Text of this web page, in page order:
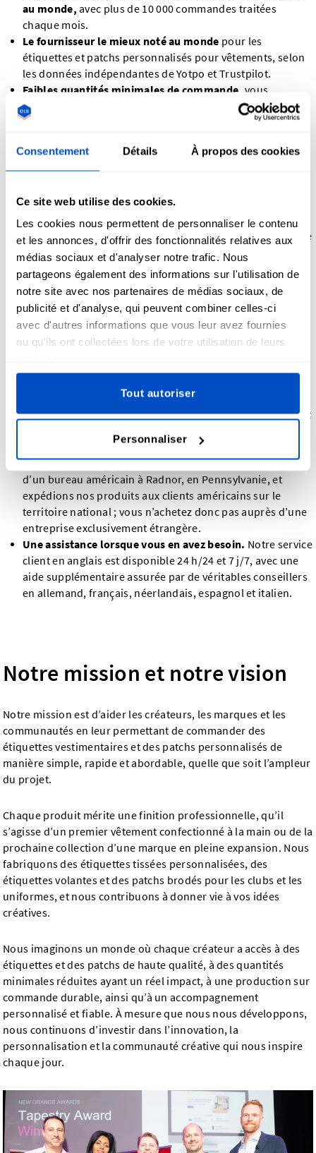
Consentement Détails À propos des cookies
Ce site web utilise des cookies.
Les cookies nous permettent de personnaliser le contenu
et les annonces, d'offrir des fonctionnalités relatives aux
médias sociaux et d'analyser notre trafic. Nous
partageons également des informations sur l'utilisation de
notre site avec nos partenaires de médias sociaux, de
publicité et d'analyse, qui peuvent combiner celles-ci
avec d'autres informations que vous leur avez fournies
ou qu'ils ont collectées lors de votre utilisation de leurs
Tout autoriser
Personnaliser
au monde,avec plus de 10 000 commandes traitées
chaque mois.
Le fournisseur le mieux noté au monde pour les
étiquettes et patchs personnalisés pour vêtements, selon
les données indépendantes de Yotpo et Trustpilot.
Faibles quantités minimales de commande, vous
permettant ainsi de commander exactement ce dont vous
avez besoin, des petits lots aux grandes séries de
Concevez à votre guise.Importez vos propres fichiers de
conception ou créez votre étiquette ou votre patch
Épreuve avant production.Avant que nous ne
produisions l’intégralité de votre commande, vous pouvez
demander une épreuve photographique de votre étiquette
ou de votre patch et la valider au préalable, afin de savoir
exactement ce que vous recevrez.
Une garantie de remboursement claire de 30 jours,
des rares du secteur. Si vous n’êtes pas satisfait, vous
disposez d’un délai de 30 jours pour nous en faire part.
Pas de droits d’importation aux États-Unis. Les
commandes destinées aux clients américains sont
Une capacité de production fiable
production dédiées en Chine et au Vietnam, ce qui garantit
demande augmente.
Une véritable présence aux États-Unis.Nous disposons
d’un bureau américain à Radnor, en Pennsylvanie, et
expédions nos produits aux clients américains sur le
territoire national ; vous n’achetez donc pas auprès d’une
entreprise exclusivement étrangère.
Une assistance lorsque vous en avez besoin. Notre service
client en anglais est disponible 24 h/24 et 7 j/7, avec une
aide supplémentaire assurée par de véritables conseillers
en allemand, français, néerlandais, espagnol et italien.
Notre mission et notre vision
Notre mission est d’aider les créateurs, les marques et les
communautés en leur permettant de commander des
étiquettes vestimentaires et des patchs personnalisés de
manière simple, rapide et abordable, quelle que soit l’ampleur
du projet.
Chaque produit mérite une finition professionnelle, qu’il
s’agisse d’un premier vêtement confectionné à la main ou de la
prochaine collection d’une marque en pleine expansion. Nous
fabriquons des étiquettes tissées personnalisées, des
étiquettes volantes et des patchs brodés pour les clubs et les
uniformes, et nous contribuons à donner vie à vos idées
créatives.
Nous imaginons un monde où chaque créateur a accès à des
étiquettes et des patchs de haute qualité, à des quantités
minimales réduites ayant un réel impact, à une production sur
commande durable, ainsi qu’à un accompagnement
personnalisé et fiable. À mesure que nous nous développons,
nous continuons d’investir dans l’innovation, la
personnalisation et la communauté créative qui nous inspire
chaque jour.